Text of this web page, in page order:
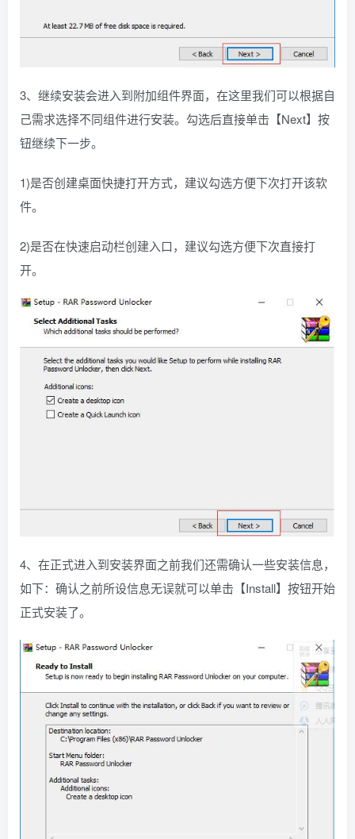
3、继续安装会进入到附加组件界面，在这里我们可以根据自
己需求选择不同组件进行安装。勾选后直接单击【Next】按
钮继续下一步。
1)是否创建桌面快捷打开方式，建议勾选方便下次打开该软
件。
2)是否在快速启动栏创建入口，建议勾选方便下次直接打
开。
4、在正式进入到安装界面之前我们还需确认一些安装信息，
如下：确认之前所设信息无误就可以单击【Install】按钮开始
正式安装了。